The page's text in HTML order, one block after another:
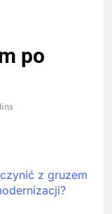
po
z gruzem